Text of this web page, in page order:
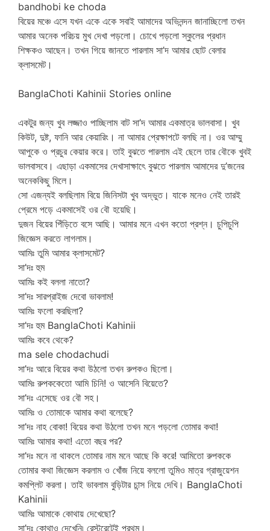
bandhobi ke choda
বিয়ের মঞ্চে এসে যখন একে একে সবাই আমাদের অভিনন্দন জানাচ্ছিলো তখন
আমার অনেক পরিচয় মুখ দেখা পড়লো। চোখে পড়লো স্কুলের প্রধান
শিক্ষকও আছেন। তখন গিয়ে জানতে পারলাম সা’দ আমার ছোট বেলার
ক্লাসমেট।
BanglaChoti Kahinii Stories online
একটুর জন্য খুব লজ্জাও পাচ্ছিলাম বাট সা’দ আমার একমাত্র ভালবাসা। খুব
কিউট, দুষ্ট, ফানি আর কেয়ারিং। না আমার প্রেক্ষাপটে বলছি না। ওর আম্মু
আপুকে ও প্রচুর কেয়ার করে। তাই বুঝতে পারলাম এই ছেলে তার বৌকে খুবই
ভালবাসবে। এছাড়া একমাসের দেখাসাক্ষাৎে বুঝতে পারলাম আমাদের দু’জনের
অনেককিছু মিলে।
সো এজন্যই বলছিলাম বিয়ে জিনিসটা খুব অদ্ভুত। যাকে মনেও নেই তারই
প্রেমে পড়ে একমাসেই ওর বৌ হয়েছি।
দুজন বিয়ের পিঁড়িতে বসে আছি। আমার মনে এখন কতো প্রশ্ন। চুপিচুপি
জিজ্ঞেস করতে লাগলাম।
আমিঃ তুমি আমার ক্লাসমেট?
সা’দঃ হুম
আমিঃ কই বললা নাতো?
সা’দঃ সারপ্রাইজ দেবো ভাবলাম!
আমিঃ ফলো করছিলা?
সা’দঃ হুম BanglaChoti Kahinii
আমিঃ কবে থেকে?
ma sele chodachudi
সা’দঃ আরে বিয়ের কথা উঠলো তখন রুপকও ছিলো।
আমিঃ রুপককেতো আমি চিনি! ও আসেনি বিয়েতে?
সা’দঃ এসেছে ওর বৌ সহ।
আমিঃ ও তোমাকে আমার কথা বলেছে?
সা’দঃ নাহ বোকা! বিয়ের কথা উঠলো তখন মনে পড়লো তোমার কথা!
আমিঃ আমার কথা! এতো বছর পর?
সা’দঃ মনে না থাকলে তোমার নাম মনে আছে কি করে! আমিতো রুপককে
তোমার কথা জিজ্ঞেস করলাম ও খোঁজ নিয়ে বললো তুমিও মাত্র গ্রাজুয়েশন
কমপ্লিট করলা। তাই ভাবলাম বুড়িটার চান্স নিয়ে দেখি। BanglaChoti
Kahinii
আমিঃ আমাকে কোথায় দেখেছো?
সা’দঃ কোথাও দেখেনি৷ রেস্টুরেন্টেই প্রথম।